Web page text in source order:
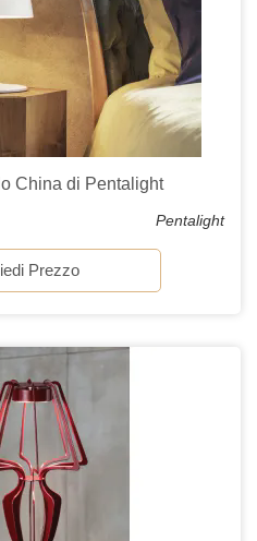
China di Pentalight
Pentalight
Prezzo